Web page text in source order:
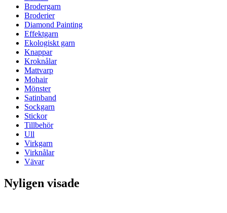
Brodergarn
Broderier
Diamond Painting
Effektgarn
Ekologiskt garn
Knappar
Kroknålar
Mattvarp
Mohair
Mönster
Satinband
Sockgarn
Stickor
Tillbehör
Ull
Virkgarn
Virknålar
Vävar
Nyligen visade